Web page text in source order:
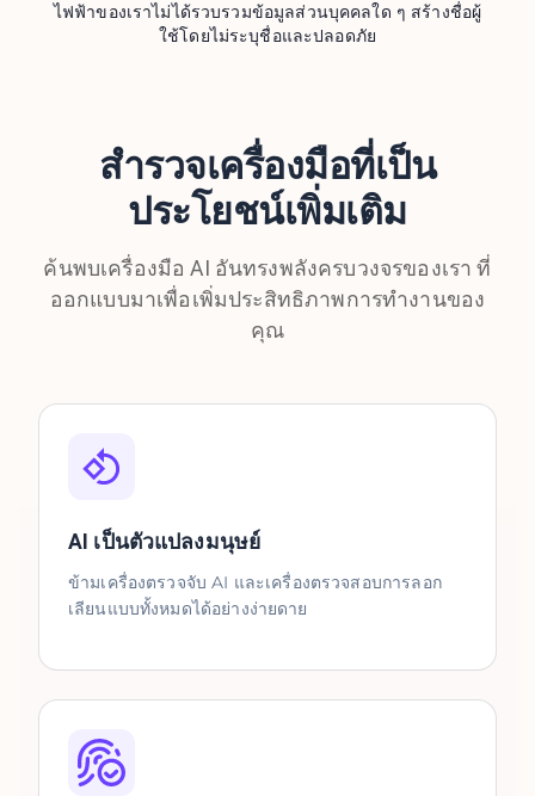
ไฟฟ้าของเราไม่ได้รวบรวมข้อมูลส่วนบุคคลใด ๆ สร้างชื่อผู้
ใช้โดยไม่ระบุชื่อและปลอดภัย
สำรวจเครื่องมือที่เป็น
ประโยชน์เพิ่มเติม
ค้นพบเครื่องมือ AI อันทรงพลังครบวงจรของเรา ที่
ออกแบบมาเพื่อเพิ่มประสิทธิภาพการทำงานของ
คุณ
AI เป็นตัวแปลงมนุษย์
ข้ามเครื่องตรวจจับ AI และเครื่องตรวจสอบการลอก
เลียนแบบทั้งหมดได้อย่างง่ายดาย